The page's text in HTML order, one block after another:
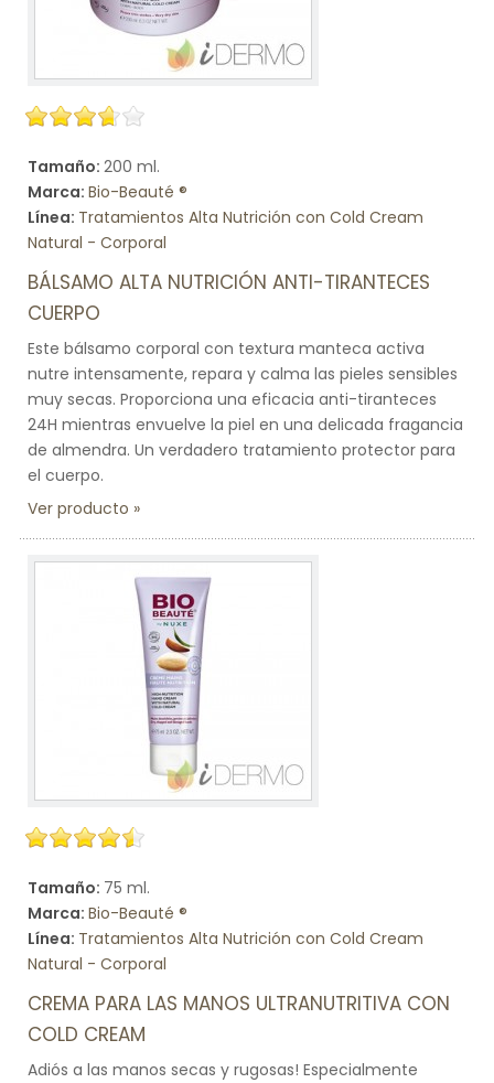
Tamaño: 200 ml.
Marca: Bio-Beauté ®
Línea: Tratamientos Alta Nutrición con Cold Cream
Natural - Corporal
BÁLSAMO ALTA NUTRICIÓN ANTI-TIRANTECES
CUERPO
Este bálsamo corporal con textura manteca activa
nutre intensamente, repara y calma las pieles sensibles
muy secas. Proporciona una eficacia anti-tiranteces
24H mientras envuelve la piel en una delicada fragancia
de almendra. Un verdadero tratamiento protector para
el cuerpo.
Ver producto
Tamaño: 75 ml.
Marca: Bio-Beauté ®
Línea: Tratamientos Alta Nutrición con Cold Cream
Natural - Corporal
CREMA PARA LAS MANOS ULTRANUTRITIVA CON
COLD CREAM
Adiós a las manos secas y rugosas! Especialmente